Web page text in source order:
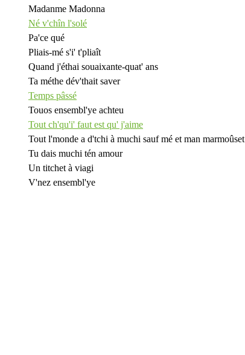
Madanme Madonna
Né v'chîn l'solé
Pa'ce qué
Pliais-mé s'i' t'pliaît
Quand j'éthai souaixante-quat' ans
Ta méthe dév'thait saver
Temps pâssé
Touos ensembl'ye achteu
Tout ch'qu'i' faut est qu' j'aime
Tout l'monde a d'tchi à muchi sauf mé et man marmoûset
Tu dais muchi tén amour
Un titchet à viagi
V'nez ensembl'ye